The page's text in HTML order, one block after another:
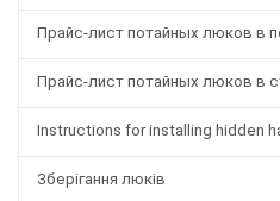
Прайс-лист потайных люков в
Прайс-лист потайных люков в
Instructions for installing hidden
Зберігання люків